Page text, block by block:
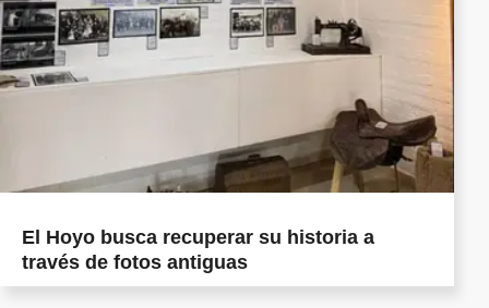
El Hoyo busca recuperar su historia a
través de fotos antiguas